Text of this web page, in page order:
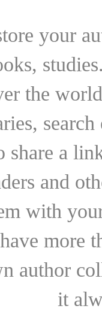
your
the
share a
and
with
more
author
it